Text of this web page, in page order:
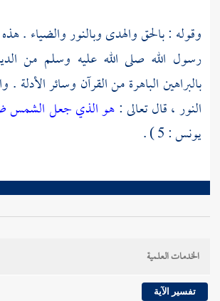
وقوله : بالحق والهدى وبالنور والضياء .
رسول الله صلى الله عليه وسلم من
بالبراهين الباهرة من القرآن وسائر
النور ، قال تعالى :هو الذي جعل الشمس
يونس : 5 ) .
الخدمات العلمية
تفسير الآية